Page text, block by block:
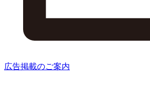
広告掲載のご案内